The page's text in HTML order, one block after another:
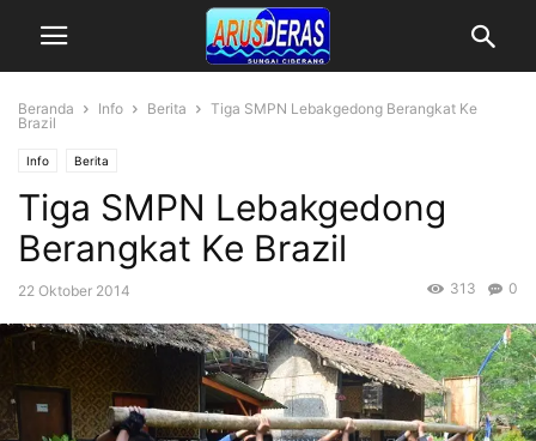
Beranda Info Berita
Tiga SMPN Lebakgedong Berangkat Ke
Brazil
Info Berita
Tiga SMPN Lebakgedong
Berangkat Ke Brazil
22 Oktober 2014 0
313